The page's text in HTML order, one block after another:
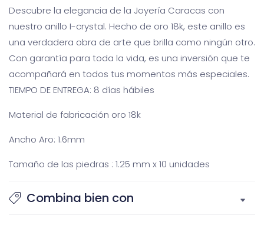
Descubre la elegancia de la Joyería Caracas con
nuestro anillo I-crystal. Hecho de oro 18k, este anillo es
una verdadera obra de arte que brilla como ningún otro.
Con garantía para toda la vida, es una inversión que te
acompañará en todos tus momentos más especiales.
TIEMPO DE ENTREGA: 8 días hábiles
Material de fabricación oro 18k
Ancho Aro: 1.6mm
Tamaño de las piedras : 1.25 mm x 10 unidades
Combina bien con